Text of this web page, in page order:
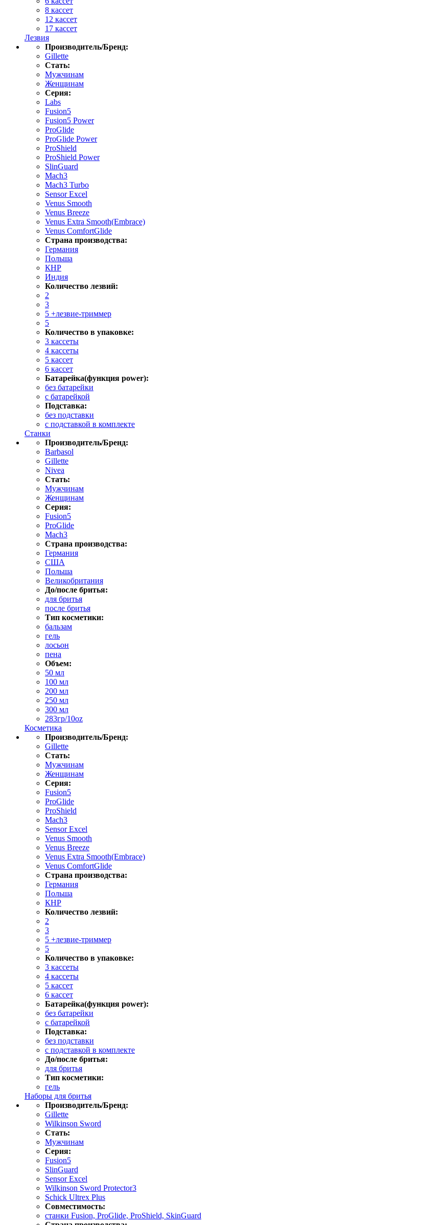
8 кассет
12 кассет
17 кассет
Лезвия
Производитель/Бренд:
Gillette
Стать:
Мужчинам
Женщинам
Серия:
Labs
Fusion5
Fusion5 Power
ProGlide
ProGlide Power
ProShield
ProShield Power
SlinGuard
Mach3
Mach3 Turbo
Sensor Excel
Venus Smooth
Venus Breeze
Venus Extra Smooth(Embrace)
Venus ComfortGlide
Страна производства:
Германия
Польша
КНР
Индия
Количество лезвий:
2
3
5 +лезвие-триммер
5
Количество в упаковке:
3 кассеты
4 кассеты
5 кассет
6 кассет
Батарейка(функция power):
без батарейки
с батарейкой
Подставка:
без подставки
с подставкой в комплекте
Станки
Производитель/Бренд:
Barbasol
Gillette
Nivea
Стать:
Мужчинам
Женщинам
Серия:
Fusion5
ProGlide
Mach3
Страна производства:
Германия
США
Польша
Великобритания
До/после бритья:
для бритья
после бритья
Тип косметики:
бальзам
гель
лосьон
пена
Объем:
50 мл
100 мл
200 мл
250 мл
300 мл
283гр/10oz
Косметика
Производитель/Бренд:
Gillette
Стать:
Мужчинам
Женщинам
Серия:
Fusion5
ProGlide
ProShield
Mach3
Sensor Excel
Venus Smooth
Venus Breeze
Venus Extra Smooth(Embrace)
Venus ComfortGlide
Страна производства:
Германия
Польша
КНР
Количество лезвий:
2
3
5 +лезвие-триммер
5
Количество в упаковке:
3 кассеты
4 кассеты
5 кассет
6 кассет
Батарейка(функция power):
без батарейки
с батарейкой
Подставка:
без подставки
с подставкой в комплекте
До/после бритья:
для бритья
Тип косметики:
гель
Наборы для бритья
Производитель/Бренд:
Gillette
Wilkinson Sword
Стать:
Мужчинам
Серия:
Fusion5
SlinGuard
Sensor Excel
Wilkinson Sword Protector3
Schick Ultrex Plus
Совместимость:
станки Fusion, ProGlide, ProShield, SkinGuard